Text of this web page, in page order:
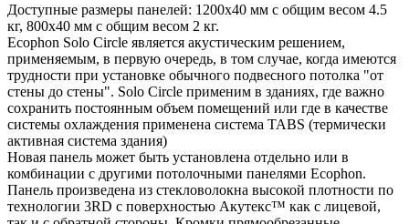
Доступные размеры панелей: 1200x40 мм с общим весом 4.5
кг, 800x40 мм с общим весом 2 кг.
Ecophon Solo Circle является акустическим решением,
применяемым, в первую очередь, в том случае, когда имеются
трудности при установке обычного подвесного потолка "от
стены до стены". Solo Circle применим в зданиях, где важно
сохранить постоянным объем помещений или где в качестве
системы охлаждения применена система TABS (термически
активная система здания)
Новая панель может быть установлена отдельно или в
комбинации с другими потолочными панелями Ecophon.
Панель произведена из стекловолокна высокой плотности по
технологии 3RD с поверхностью Акутекс™ как с лицевой,